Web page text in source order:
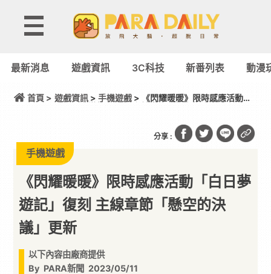
最新消息 遊戲資訊 3C科技 新番列表 動漫
首頁 > 遊戲資訊> 手機遊戲> 《閃耀暖暖》限時感應活動
分享 :
手機遊戲
《閃耀暖暖》限時感應活動「白日夢
遊記」復刻 主線章節「懸空的決
議」更新
以下內容由廠商提供
By PARA新聞 2023/05/11